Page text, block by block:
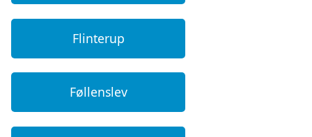
Flinterup
Føllenslev